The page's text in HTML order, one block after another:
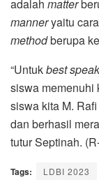
adalah matter
manneryaitu
methodberupa
“Untukbest
siswa memenuhi
siswa kita M.
dan berhasil
tutur Septinah.
Tags: LDBI 2023